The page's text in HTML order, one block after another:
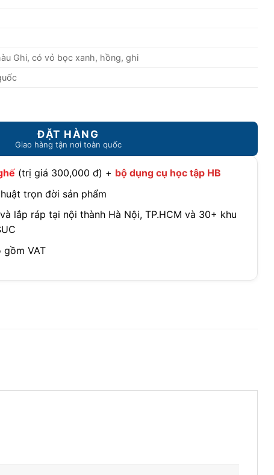
₫.
Ghi, có vỏ bọc xanh, hồng, ghi
bấm cao cấp DA-818V1 số lượng
(trị giá 300,000 đ) + bộ dụng cụ học tập HB
trọn đời sản phẩm
lắp ráp tại nội thành Hà Nội, TP.HCM và 30+ khu
gồm VAT